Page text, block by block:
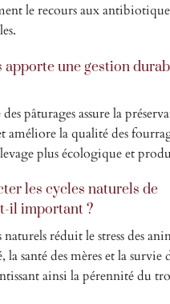
le recours aux
apporte une gestion
pâturages assure la
améliore la qualité des
plus écologique et
les cycles naturels de
il important ?
naturels réduit le stress des
santé des mères et la survie
ainsi la pérennité du